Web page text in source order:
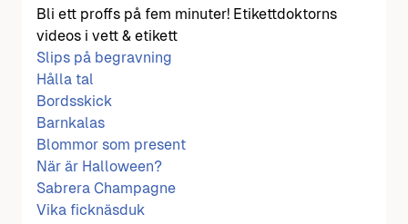
Bli ett proffs på fem minuter! Etikettdoktorns
videos i vett & etikett
Slips på begravning
Hålla tal
Bordsskick
Barnkalas
Blommor som present
När är Halloween?
Sabrera Champagne
Vika ficknäsduk